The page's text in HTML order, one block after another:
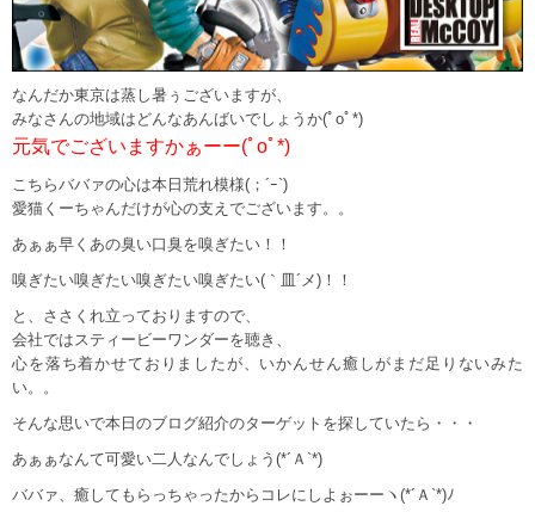
なんだか東京は蒸し暑ぅございますが、
みなさんの地域はどんなあんばいでしょうか(ﾟoﾟ*)
元気でございますかぁーー(ﾟoﾟ*)
こちらババァの心は本日荒れ模様(；´ｰ`)
愛猫くーちゃんだけが心の支えでございます。。
あぁぁ早くあの臭い口臭を嗅ぎたい！！
嗅ぎたい嗅ぎたい嗅ぎたい嗅ぎたい(｀皿´メ)！！
と、ささくれ立っておりますので、
会社ではスティービーワンダーを聴き、
心を落ち着かせておりましたが、いかんせん癒しがまだ足りないみた
い。。
そんな思いで本日のブログ紹介のターゲットを探していたら・・・
あぁぁなんて可愛い二人なんでしょう(*´Ａ`*)
ババァ、癒してもらっちゃったからコレにしよぉーーヽ(*´Ａ`*)ﾉ